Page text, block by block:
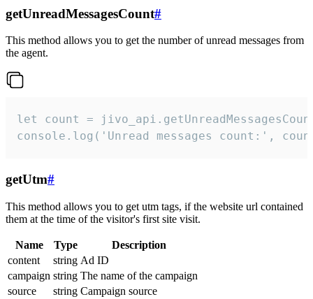
getUnreadMessagesCount#
This method allows you to get the number of unread messages from
the agent.
let count =
console.log('Unread messages count:',
getUtm#
This method allows you to get utm tags, if the website url contained
them at the time of the visitor's first site visit.
Name Type
Description
content
string Ad ID
campaign string The name of the campaign
source
string Campaign source